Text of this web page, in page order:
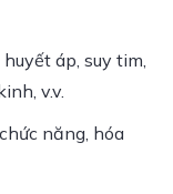
áp, suy tim,
v.v.
năng, hóa